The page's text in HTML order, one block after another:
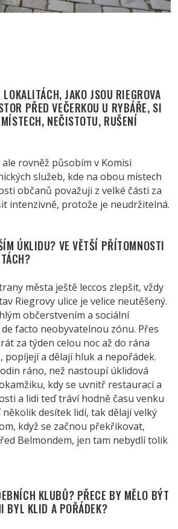
JAKO JSOU RIEGROVA
PŘED VEČERKOU U RYBÁŘE, SI
NEČISTOTU, RUŠENÍ
rovněž působím v Komisi
služeb, kde na obou místech
občanů považuji z velké části za
intenzivně, protože je neudržitelná.
ÚKLIDU? VE VĚTŠÍ PŘÍTOMNOSTI
města ještě leccos zlepšit, vždy
Riegrovy ulice je velice neutěšený.
občerstvením a sociální
facto neobyvatelnou zónu. Přes
za týden celou noc až do rána
a dělají hluk a nepořádek.
ráno, než nastoupí úklidová
kdy se uvnitř restaurací a
a lidi teď tráví hodně času venku
desítek lidí, tak dělají velký
když se začnou překřikovat,
Belmondem, jen tam nebydlí tolik
KLUBŮ? PŘECE BY MĚLO BÝT
BYL KLID A POŘÁDEK?